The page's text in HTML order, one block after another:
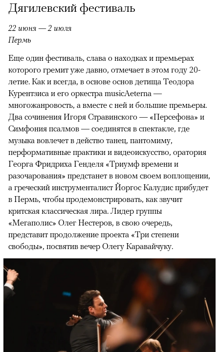
Дягилевский фестиваль
22 июня — 2 июля
Пермь
Еще один фестиваль, слава о находках и премьерах
которого гремит уже давно, отмечает в этом году 20-
летие. Как и всегда, в основе основ детища Теодора
Курентзиса и его оркестра musicAeterna —
многожанровость, а вместе с ней и большие премьеры.
Два сочинения Игоря Стравинского — «Персефона» и
Симфония псалмов — соединятся в спектакле, где
музыка вовлечет в действо танец, пантомиму,
перформативные практики и видеоискусство, оратория
Георга Фридриха Генделя «Триумф времени и
разочарования» предстанет в новом своем воплощении,
а греческий инструменталист Йоргос Калудис прибудет
в Пермь, чтобы продемонстрировать, как звучит
критская классическая лира. Лидер группы
«Мегаполис» Олег Нестеров, в свою очередь,
представит продолжение проекта «Три степени
свободы», посвятив вечер Олегу Каравайчуку.